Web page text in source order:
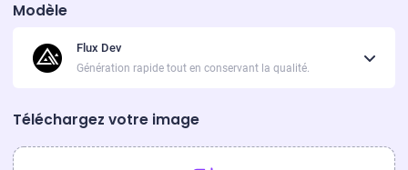
Modèle
Flux Dev
Génération rapide tout en conservant la qualité.
Téléchargez votre image